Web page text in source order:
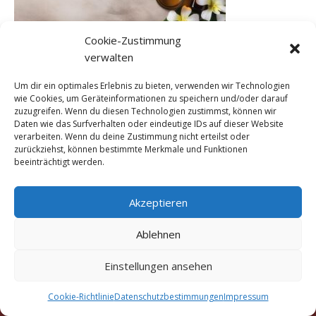
Cookie-Zustimmung
verwalten
Um dir ein optimales Erlebnis zu bieten, verwenden wir Technologien
wie Cookies, um Geräteinformationen zu speichern und/oder darauf
zuzugreifen. Wenn du diesen Technologien zustimmst, können wir
Daten wie das Surfverhalten oder eindeutige IDs auf dieser Website
verarbeiten. Wenn du deine Zustimmung nicht erteilst oder
zurückziehst, können bestimmte Merkmale und Funktionen
beeinträchtigt werden.
Akzeptieren
Ablehnen
Einstellungen ansehen
Cookie-RichtlinieDatenschutzbestimmungenImpressum
← Vorheriger Medien
Massage München Truderinger Straße 306a, 81825